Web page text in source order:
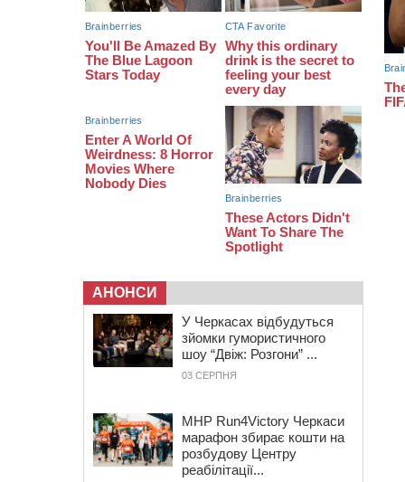
серед вступників
АНОНСИ
У Черкасах відбудуться
зйомки гумористичного
шоу “Двіж: Розгони” ...
03 СЕРПНЯ
MHP Run4Victory Черкаси
марафон збирає кошти на
розбудову Центру
реабілітації...